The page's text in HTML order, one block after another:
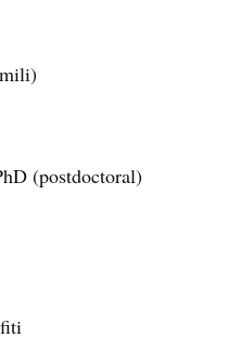
(postdoctoral)